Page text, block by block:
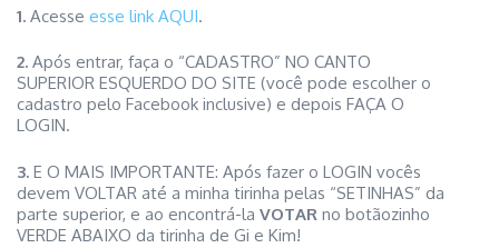
1. Acesse esse link AQUI.
2. Após entrar, faça o “CADASTRO” NO CANTO
SUPERIOR ESQUERDO DO SITE (você pode escolher o
cadastro pelo Facebook inclusive) e depois FAÇA O
LOGIN.
3. E O MAIS IMPORTANTE: Após fazer o LOGIN vocês
devem VOLTAR até a minha tirinha pelas “SETINHAS” da
parte superior, e ao encontrá-la VOTAR no botãozinho
VERDE ABAIXO da tirinha de Gi e Kim!